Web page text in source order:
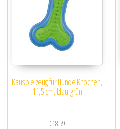
Kauspielzeug für Hunde Knochen,
11,5 cm, blau-grün
€18.59